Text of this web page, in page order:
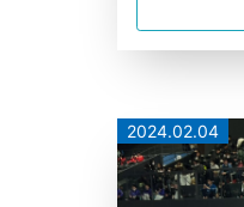
2024.02.04